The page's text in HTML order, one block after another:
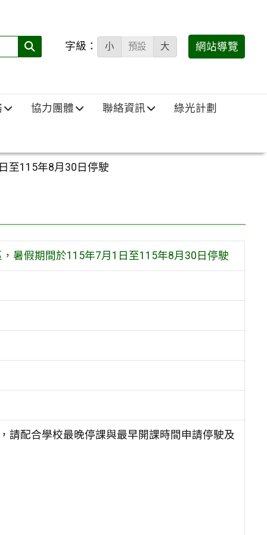
搜
填)：
字級： 小 預設 大 網站導覽
協力團體 聯絡資訊 綠光計劃
至115年8月30日停駛
暑假期間於115年7月1日至115年8月30日停駛
請配合學校最晚停課與最早開課時間申請停駛及